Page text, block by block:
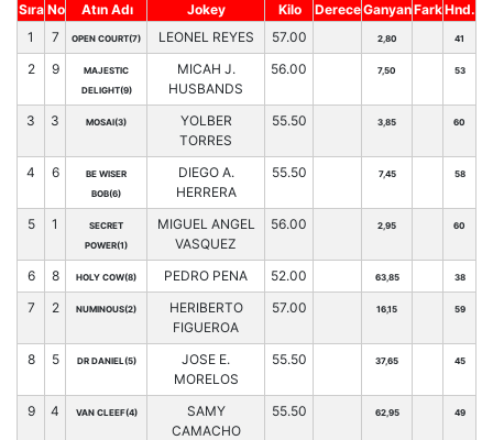
Sıra No Atın Adı Jokey Kilo DereceGanyanFarkHnd.
1
7 OPEN COURT(7) LEONEL REYES 57.00 2,80 41
2 9
MAJESTIC
DELIGHT(9)
MICAH J.
HUSBANDS
56.00 7,50 53
3 3 MOSAI(3)
YOLBER
TORRES
55.50 3,85 60
4 6
BE WISER
BOB(6)
DIEGO A.
HERRERA
55.50 7,45 58
5 1
SECRET
POWER(1)
MIGUEL ANGEL
VASQUEZ
56.00 2,95 60
6 8 HOLY COW(8) PEDRO PENA 52.00 63,85 38
7 2 NUMINOUS(2)
HERIBERTO
FIGUEROA
57.00 16,15 59
8 5 DR DANIEL(5)
JOSE E.
MORELOS
55.50 37,65 45
9 4 VAN CLEEF(4)
SAMY
CAMACHO
55.50 62,95 49